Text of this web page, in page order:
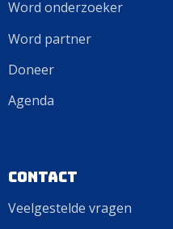
Word onderzoeker
Word partner
Doneer
Agenda
Contact
Veelgestelde vragen